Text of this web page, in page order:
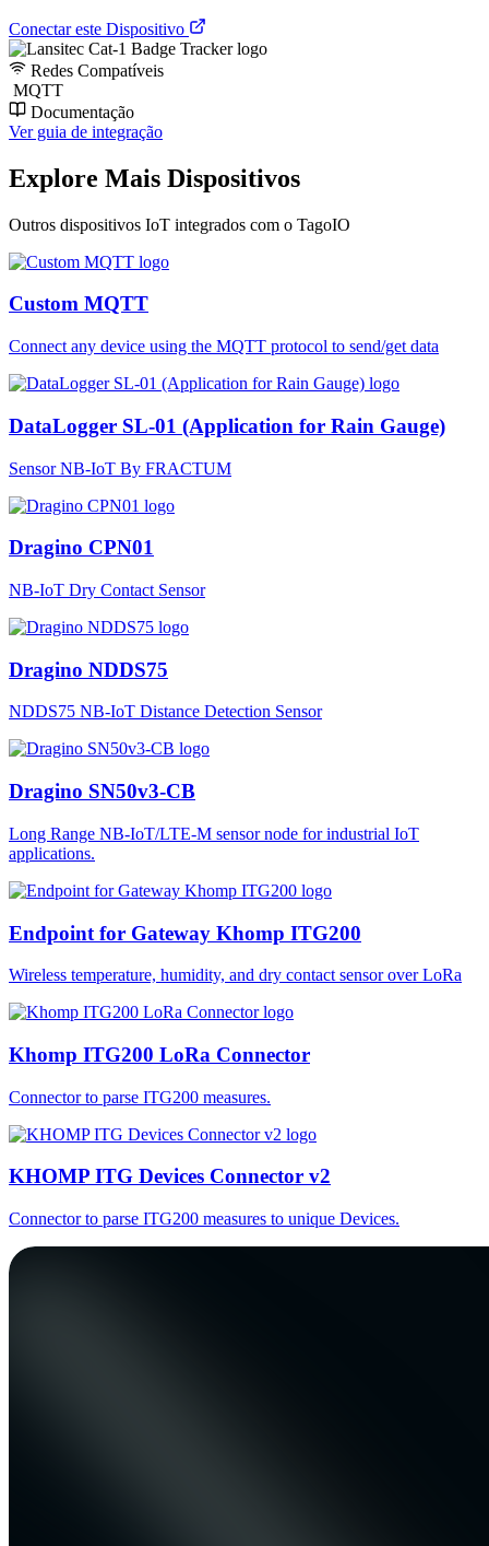
Conectar este Dispositivo
Redes Compatíveis
MQTT
Documentação
Ver guia de integração
Explore Mais Dispositivos
Outros dispositivos IoT integrados com o TagoIO
Custom MQTT
Connect any device using the MQTT protocol to send/get data
DataLogger SL-01 (Application for Rain Gauge)
Sensor NB-IoT By FRACTUM
Dragino CPN01
NB-IoT Dry Contact Sensor
Dragino NDDS75
NDDS75 NB-IoT Distance Detection Sensor
Dragino SN50v3-CB
Long Range NB-IoT/LTE-M sensor node for industrial IoT
applications.
Endpoint for Gateway Khomp ITG200
Wireless temperature, humidity, and dry contact sensor over LoRa
Khomp ITG200 LoRa Connector
Connector to parse ITG200 measures.
KHOMP ITG Devices Connector v2
Connector to parse ITG200 measures to unique Devices.